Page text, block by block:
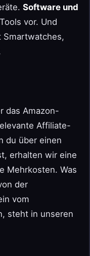
Software und
vor. Und
Smartwatches,
das Amazon-
Affiliate-
du über einen
erhalten wir eine
Mehrkosten. Was
der
vom
steht in unseren